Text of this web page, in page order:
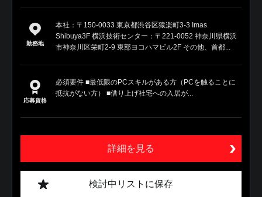
勤務地
本社：〒150-0033 東京都渋谷区猿楽町3-3 Imas
Shibuya3F 横浜技術センター：〒221-0052 神奈川県横浜
市神奈川区栄町2-9 東部ヨコハマビル2F その他、首都...
応募資格
必須要件 ■最低限のPCスキルがある方（PCを触ることに
抵抗がない方） ■借り上げ社宅への入居が...
詳細を見る
検討中リストに保存